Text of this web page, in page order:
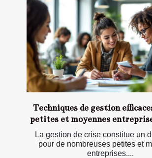
Techniques de gestion
petites et moyennes
La gestion de crise constitue un
pour de nombreuses petites et
entreprises....